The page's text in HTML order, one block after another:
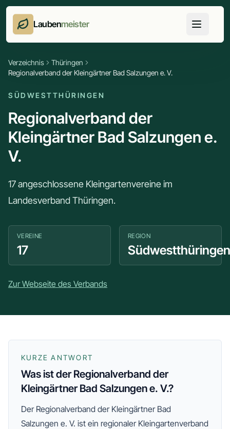
Laubenmeister
Verzeichnis
Thüringen
Regionalverband der Kleingärtner Bad Salzungen e. V.
SÜDWESTTHÜRINGEN
Regionalverband der
Kleingärtner Bad Salzungen e.
V.
17 angeschlossene Kleingartenvereine im
Landesverband Thüringen.
VEREINE
17
REGION
Südwestthüringen
Zur Webseite des Verbands
KURZE ANTWORT
Was ist der Regionalverband der
Kleingärtner Bad Salzungen e. V.?
Der Regionalverband der Kleingärtner Bad
Salzungen e. V. ist ein regionaler Kleingartenverband